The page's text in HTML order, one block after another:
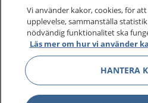
Om 1177
Kontakt
Behandling av personuppgifter
Vi använder kakor, cookies, för
upplevelse, sammanställa
nödvändig funktionalitet ska
Läs mer om hur vi använder
HANTERA